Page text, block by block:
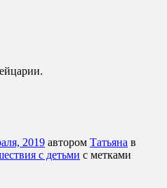
2019 автором Татьяна в
с детьми с метками